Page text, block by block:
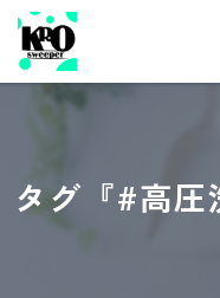
タグ『#高圧